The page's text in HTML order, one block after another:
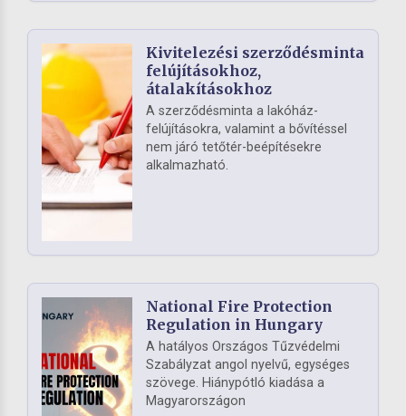
Kivitelezési szerződésminta
felújításokhoz,
átalakításokhoz
A szerződésminta a lakóház-
felújításokra, valamint a bővítéssel
nem járó tetőtér-beépítésekre
alkalmazható.
National Fire Protection
Regulation in Hungary
A hatályos Országos Tűzvédelmi
Szabályzat angol nyelvű, egységes
szövege. Hiánypótló kiadása a
Magyarországon